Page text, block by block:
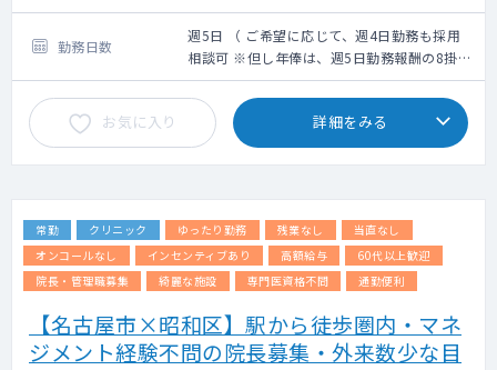
※業務内容に婦人科健診及び、読影は含まれ
ません
※業務内容に、乳房触診は含まれておりませ
ん。
・電子カルテ有（メーカー：ソフトウエアサ
ービス）
・オーダーリング有（メーカー：ソフトウエ
ンズ）
週5日勤務：730～1,610万(ご経験6年～30年
の場合)
＜モデル給与＞
※ご経験6年目の場合730万円、ご経験10年目
の場合1,040万円、ご経験20年目の場合
1,330万円、ご経験30年目の場合1,610万円
※但し、スキル等に応じてこの限りではない
※上記年俸幅は、採用面談での人物評価、業
勤務日数
週5日 （ ご希望に応じて、週4日勤務も採用
相談可 ※但し年俸は、週5日勤務報酬の8掛計
算となります ）
お気に入り 詳細をみる
常勤 クリニック ゆったり勤務 残業なし
当直なし
オンコールなし
インセンティブあり 高額給与
60代以上歓迎
院長・管理職募集
綺麗な施設 専門医資格不問 通勤便利
【名古屋市×昭和区】駅から徒歩圏内・マネ
ジメント経験不問の院長募集・外来数少な目